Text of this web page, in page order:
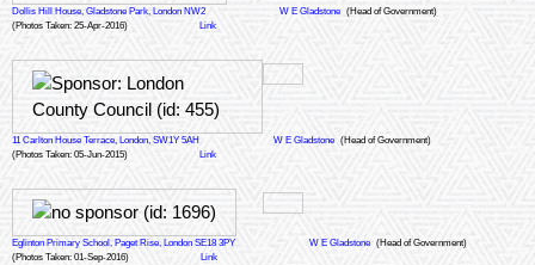
Dollis Hill House, Gladstone Park, London NW2 W E Gladstone (Head of Government)
(Photos Taken: 25-Apr-2016)
Link
11 Carlton House Terrace, London, SW1Y 5AH W E Gladstone (Head of Government)
(Photos Taken: 05-Jun-2015)
Link
Eglinton Primary School, Paget Rise, London SE18 3PY W E Gladstone (Head of Government)
(Photos Taken: 01-Sep-2016)
Link